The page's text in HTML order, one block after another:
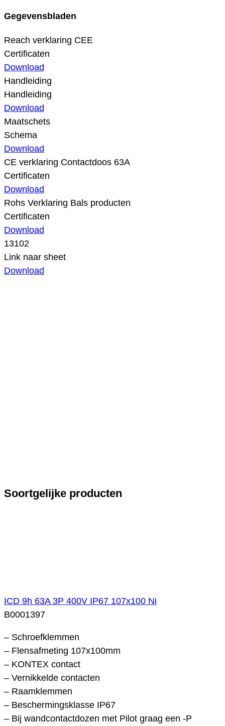
Gegevensbladen
Reach verklaring CEE
Certificaten
Download
Handleiding
Handleiding
Download
Maatschets
Schema
Download
CE verklaring Contactdoos 63A
Certificaten
Download
Rohs Verklaring Bals producten
Certificaten
Download
13102
Link naar sheet
Download
Soortgelijke producten
ICD 9h 63A 3P 400V IP67 107x100 Ni
B0001397
– Schroefklemmen
– Flensafmeting 107x100mm
– KONTEX contact
– Vernikkelde contacten
– Raamklemmen
– Beschermingsklasse IP67
– Bij wandcontactdozen met Pilot graag een -P